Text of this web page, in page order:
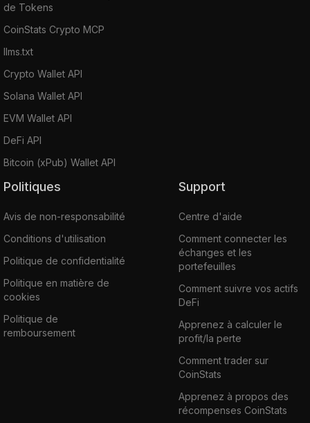
de Tokens
CoinStats Crypto MCP
llms.txt
Crypto Wallet API
Solana Wallet API
EVM Wallet API
DeFi API
Bitcoin (xPub) Wallet API
Politiques
Avis de non-responsabilité
Conditions d'utilisation
Politique de confidentialité
Politique en matière de
cookies
Politique de
remboursement
Support
Centre d'aide
Comment connecter les
échanges et les
portefeuilles
Comment suivre vos actifs
DeFi
Apprenez à calculer le
profit/la perte
Comment trader sur
CoinStats
Apprenez à propos des
récompenses CoinStats